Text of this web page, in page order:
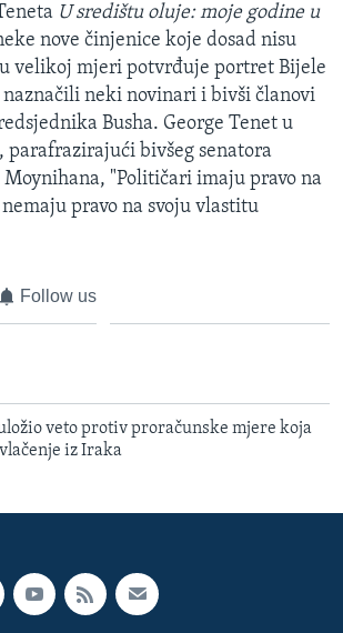
U središtu oluje: moje godine u
nove činjenice koje dosad nisu
velikoj mjeri potvrđuje portret Bijele
naznačili neki novinari i bivši članovi
Busha. George Tenet u
bivšeg senatora
"Političari imaju pravo na
pravo na svoju vlastitu
Follow us
veto protiv proračunske mjere koja
iz Iraka